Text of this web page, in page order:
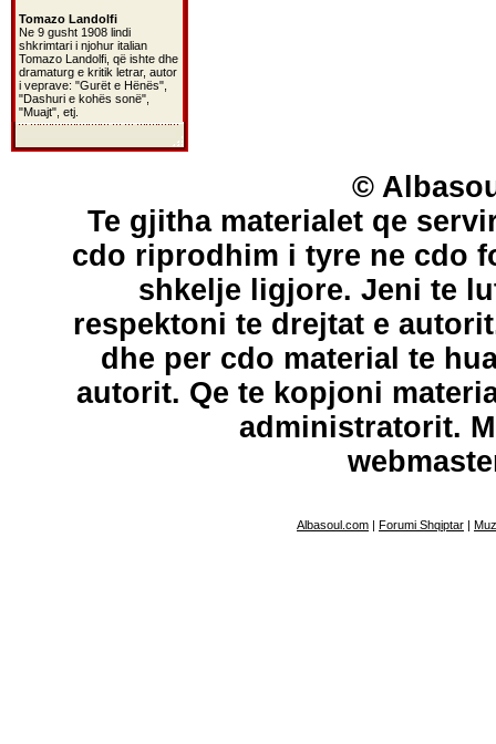
Tomazo Landolfi
Ne 9 gusht 1908 lindi
shkrimtari i njohur italian
Tomazo Landolfi, që ishte dhe
dramaturg e kritik letrar, autor
i veprave: "Gurët e Hënës",
"Dashuri e kohës sonë",
"Muajt", etj.
©
Te gjitha materialet qe
cdo riprodhim i tyre ne cdo
shkelje ligjore. Jeni te
respektoni te drejtat e
dhe per cdo material te
autorit. Qe te kopjoni
administratorit.
Albasoul.com | Forumi Shqiptar |